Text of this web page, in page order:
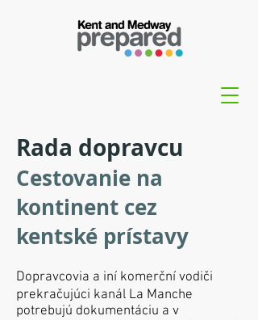
Rada dopravcu
Cestovanie na
kontinent cez
kentské prístavy
Dopravcovia a iní komerční vodiči
prekračujúci kanál La Manche
potrebujú dokumentáciu a v